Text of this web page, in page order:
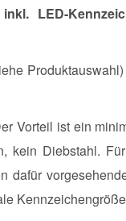
LED-
Vorteil ist ein
kein Diebstahl.
dafür